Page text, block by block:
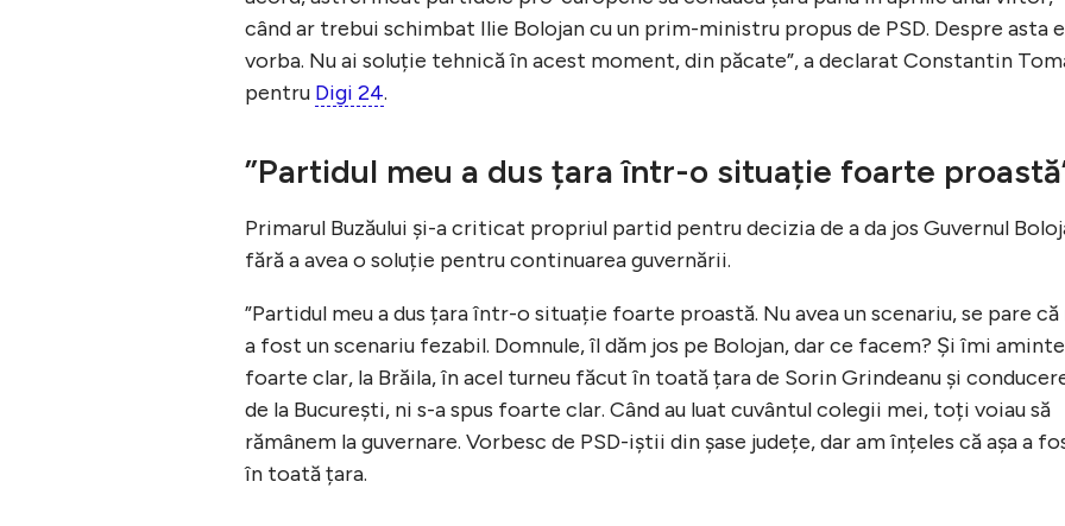
când ar trebui schimbat Ilie Bolojan cu un prim-ministru propus de PSD. Despre asta e
vorba. Nu ai soluție tehnică în acest moment, din păcate”, a declarat Constantin
pentru Digi 24.
”Partidul meu a dus țara într-o situație foarte
Primarul Buzăului și-a criticat propriul partid pentru decizia de a da jos Guvernul
fără a avea o soluție pentru continuarea guvernării.
”Partidul meu a dus țara într-o situație foarte proastă. Nu avea un scenariu, se pare că
a fost un scenariu fezabil. Domnule, îl dăm jos pe Bolojan, dar ce facem? Și îmi
foarte clar, la Brăila, în acel turneu făcut în toată țara de Sorin Grindeanu și
de la București, ni s-a spus foarte clar. Când au luat cuvântul colegii mei, toți voiau să
rămânem la guvernare. Vorbesc de PSD-iștii din șase județe, dar am înțeles că așa a
în toată țara.